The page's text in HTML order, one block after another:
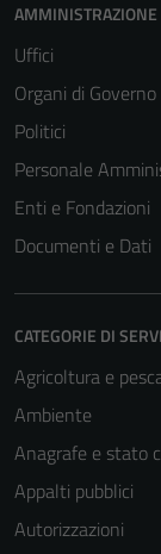
AMMINISTRAZIONE
Uffici
Organi di Governo
Politici
Personale
Enti e Fondazioni
Documenti e Dati
CATEGORIE DI
Agricoltura e
Ambiente
Anagrafe e stato
Appalti pubblici
Autorizzazioni